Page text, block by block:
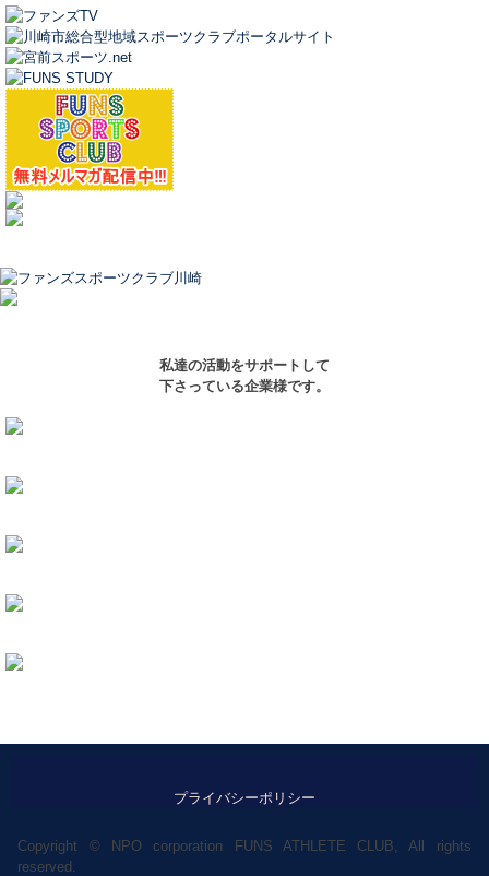
私達の活動をサポートして
下さっている企業様です。
プライバシーポリシー
Copyright © NPO corporation FUNS ATHLETE CLUB, All rights
reserved.